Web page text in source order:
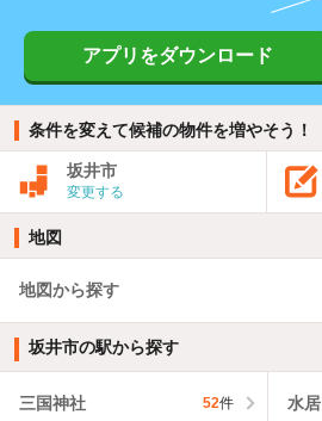
アプリをダウンロード
条件を変えて候補の物件を増やそう！
坂井市
変更する
地図
地図から探す
坂井市の駅から探す
三国神社 52件 水居